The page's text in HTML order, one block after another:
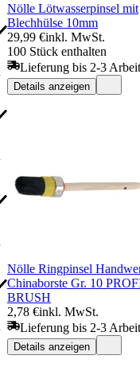
Nölle Lötwasserpinsel mit
Blechhülse 10mm
29,99 €inkl. MwSt.
100 Stück enthalten
Lieferung bis 2-3
Details anzeigen
Nölle Ringpinsel
Chinaborste Gr. 10
BRUSH
2,78 €inkl. MwSt.
Lieferung bis 2-3
Details anzeigen